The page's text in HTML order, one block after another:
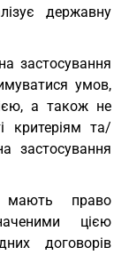
державну
застосування
умов,
а також не
критеріям та/
застосування
мають право
цією
договорів